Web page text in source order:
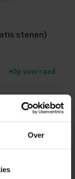
Over
stenen)
Op voorraad